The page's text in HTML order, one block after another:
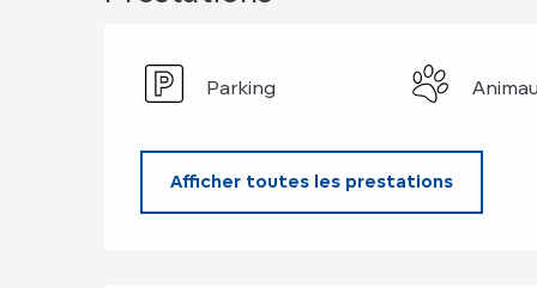
Parking
Afficher toutes les prestations